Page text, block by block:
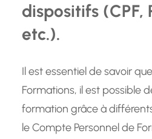
dispositifs (CPF,
etc.).
Il est essentiel de savoir
Formations, il est possible
formation grâce à
le Compte Personnel de